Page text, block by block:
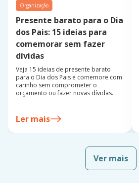
Organização
Presente barato para o Dia
dos Pais: 15 ideias para
comemorar sem fazer
dívidas
Veja 15 ideias de presente barato
para o Dia dos Pais e comemore com
carinho sem comprometer o
orçamento ou fazer novas dívidas.
Ler mais
Ver mais